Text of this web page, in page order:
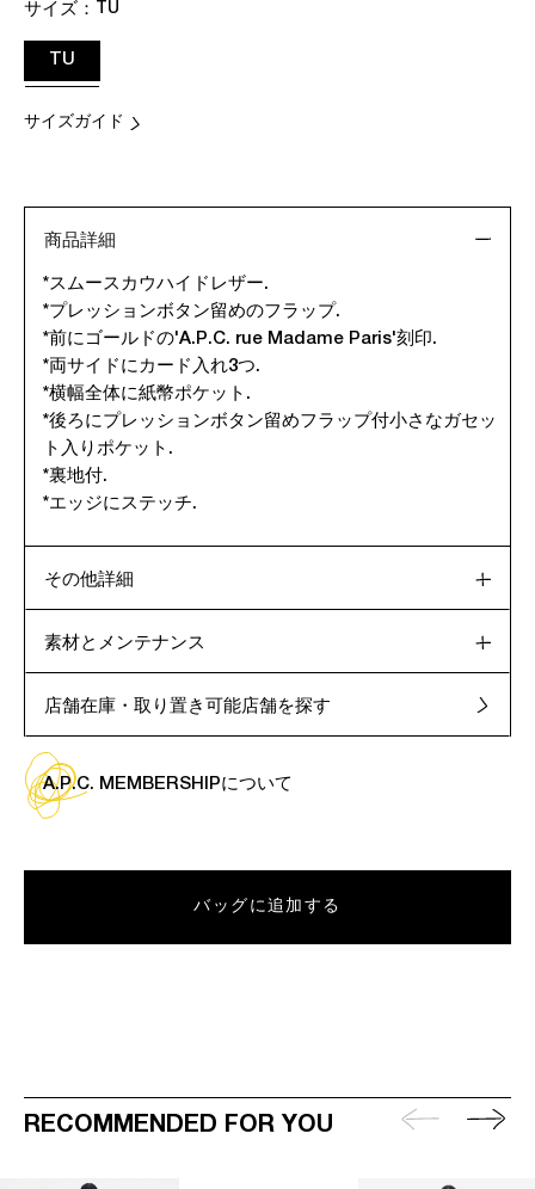
サイズ： TU
TU
サイズガイド
商品詳細
*スムースカウハイドレザー.
*プレッションボタン留めのフラップ.
*前にゴールドの'A.P.C. rue Madame Paris'刻印.
*両サイドにカード入れ3つ.
*横幅全体に紙幣ポケット.
*後ろにプレッションボタン留めフラップ付小さなガセッ
ト入りポケット.
*裏地付.
*エッジにステッチ.
その他詳細
素材とメンテナンス
店舗在庫・取り置き可能店舗を探す
A.P.C. MEMBERSHIPについて
バッグに追加する
RECOMMENDED FOR YOU